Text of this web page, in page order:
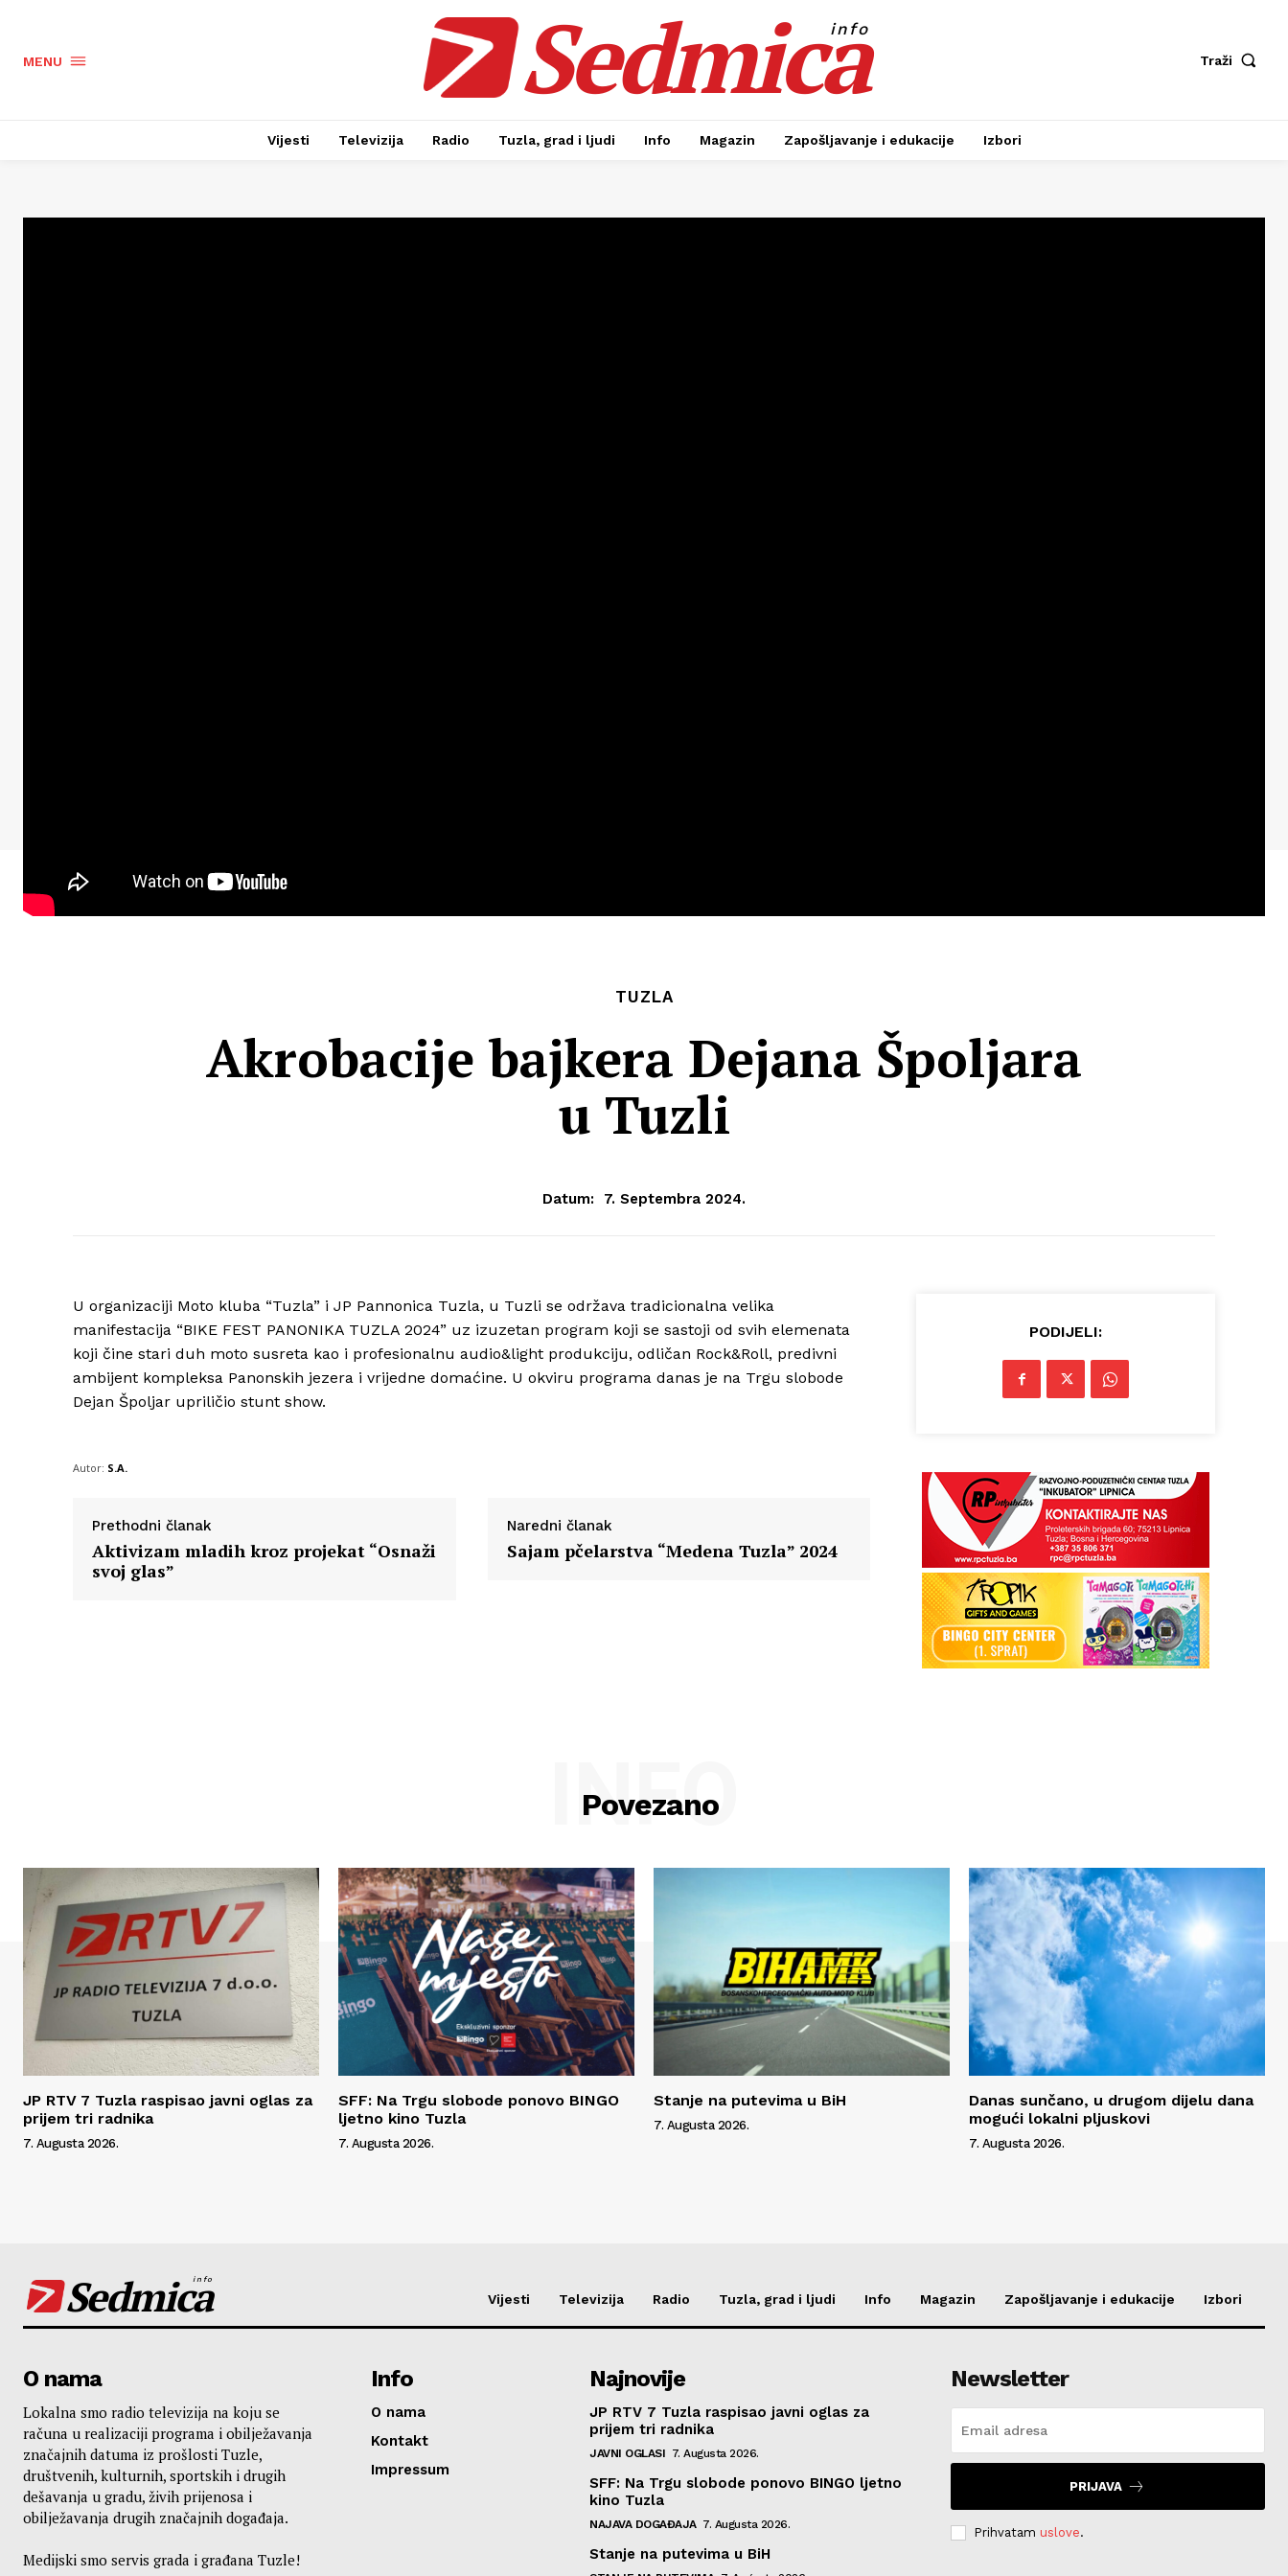
Info
O nama
MENU Sedmica
info
Traži
Vijesti Televizija Radio Tuzla, grad i ljudi Info Magazin Zapošljavanje i edukacije Izbori
TUZLA
Akrobacije bajkera Dejana Špoljara
u Tuzli
Datum: 7. Septembra 2024.
U organizaciji Moto kluba “Tuzla” i JP Pannonica Tuzla, u Tuzli se održava tradicionalna velika
manifestacija “BIKE FEST PANONIKA TUZLA 2024” uz izuzetan program koji se sastoji od svih elemenata
koji čine stari duh moto susreta kao i profesionalnu audio&light produkciju, odličan Rock&Roll, predivni
ambijent kompleksa Panonskih jezera i vrijedne domaćine. U okviru programa danas je na Trgu slobode
Dejan Špoljar upriličio stunt show.
Autor: S.A.
Prethodni članak
Aktivizam mladih kroz projekat “Osnaži
svoj glas”
Naredni članak
Sajam pčelarstva “Medena Tuzla” 2024
PODIJELI:
Povezano
INFO
JP RTV 7 Tuzla raspisao javni oglas za
prijem tri radnika
7. Augusta 2026.
SFF: Na Trgu slobode ponovo BINGO
ljetno kino Tuzla
7. Augusta 2026.
Stanje na putevima u BiH
7. Augusta 2026.
Danas sunčano, u drugom dijelu dana
mogući lokalni pljuskovi
7. Augusta 2026.
Sedmica
info
Vijesti Televizija Radio Tuzla, grad i ljudi Info Magazin Zapošljavanje i edukacije Izbori
O nama
Lokalna smo radio televizija na koju se
računa u realizaciji programa i obilježavanja
značajnih datuma iz prošlosti Tuzle,
društvenih, kulturnih, sportskih i drugih
dešavanja u gradu, živih prijenosa i
obilježavanja drugih značajnih događaja.
Medijski smo servis grada i građana Tuzle!
Info
O nama
Kontakt
Impressum
Najnovije
JP RTV 7 Tuzla raspisao javni oglas za
prijem tri radnika
JAVNI OGLASI 7. Augusta 2026.
SFF: Na Trgu slobode ponovo BINGO ljetno
kino Tuzla
NAJAVA DOGAĐAJA 7. Augusta 2026.
Stanje na putevima u BiH
Newsletter
PRIJAVA
Prihvatam uslove.